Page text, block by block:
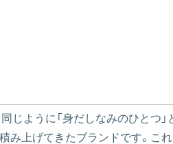
じように「身だしなみのひとつ
み上げてきたブランドです。こ